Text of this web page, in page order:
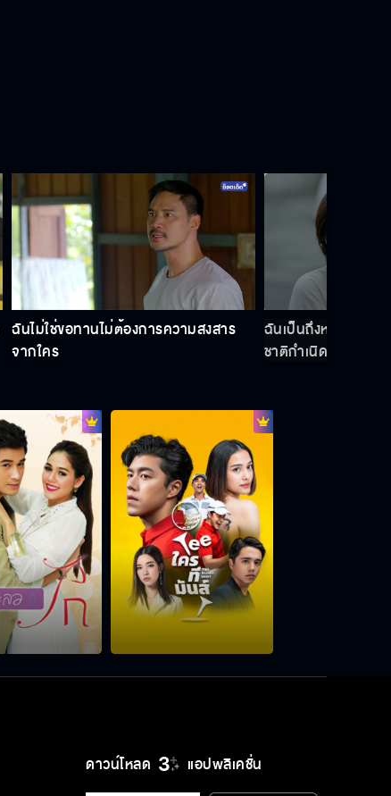
ฉันไม่ใช่ขอทานไม่ต้องการความสงสาร
จากใคร
ฉันเป็นถึงหลานพระย
ชาติกำเนิดใคร
ดาวน์โหลด แอปพลิเคชั่น